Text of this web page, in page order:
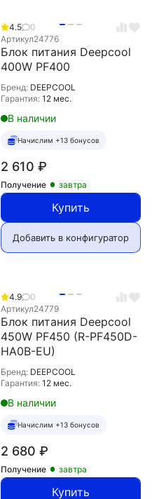
4.5
0
Артикул24776
Блок питания Deepcool
400W PF400
Бренд: DEEPCOOL
Гарантия: 12 мес.
В наличии
Начислим +13 бонусов
2 610 ₽
Получение завтра
Купить
Добавить в конфигуратор
4.9
0
Артикул24779
Блок питания Deepcool
450W PF450 (R-PF450D-
HA0B-EU)
Бренд: DEEPCOOL
Гарантия: 12 мес.
В наличии
Начислим +13 бонусов
2 680 ₽
Получение завтра
Купить